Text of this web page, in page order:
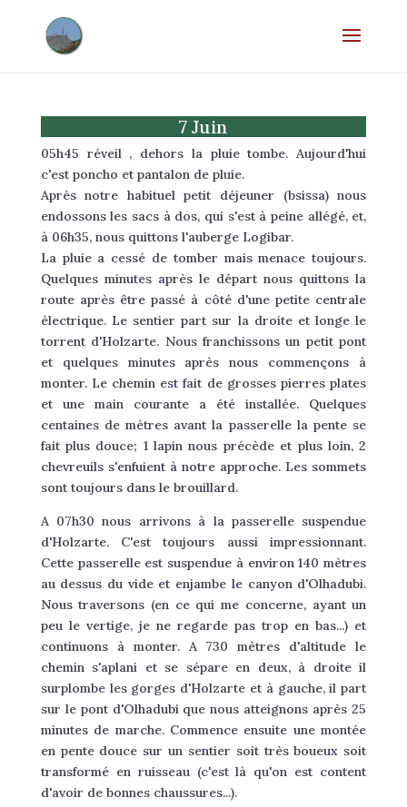
7 Juin
05h45 réveil , dehors la pluie tombe. Aujourd'hui
c'est poncho et pantalon de pluie.
Après notre habituel petit déjeuner (bsissa) nous
endossons les sacs à dos, qui s'est à peine allégé, et,
à 06h35, nous quittons l'auberge Logibar.
La pluie a cessé de tomber mais menace toujours.
Quelques minutes après le départ nous quittons la
route après être passé à côté d'une petite centrale
électrique. Le sentier part sur la droite et longe le
torrent d'Holzarte. Nous franchissons un petit pont
et quelques minutes après nous commençons à
monter. Le chemin est fait de grosses pierres plates
et une main courante a été installée. Quelques
centaines de mètres avant la passerelle la pente se
fait plus douce; 1 lapin nous précède et plus loin, 2
chevreuils s'enfuient à notre approche. Les sommets
sont toujours dans le brouillard.
A 07h30 nous arrivons à la passerelle suspendue
d'Holzarte. C'est toujours aussi impressionnant.
Cette passerelle est suspendue à environ 140 mètres
au dessus du vide et enjambe le canyon d'Olhadubi.
Nous traversons (en ce qui me concerne, ayant un
peu le vertige, je ne regarde pas trop en bas...) et
continuons à monter. A 730 mètres d'altitude le
chemin s'aplani et se sépare en deux, à droite il
surplombe les gorges d'Holzarte et à gauche, il part
sur le pont d'Olhadubi que nous atteignons après 25
minutes de marche. Commence ensuite une montée
en pente douce sur un sentier soit très boueux soit
transformé en ruisseau (c'est là qu'on est content
d'avoir de bonnes chaussures...).